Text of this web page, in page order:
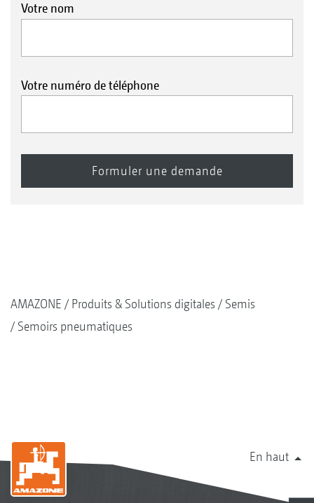
Votre nom
Votre numéro de téléphone
AMAZONE Produits & Solutions digitales
Semis
Semoirs pneumatiques
En haut